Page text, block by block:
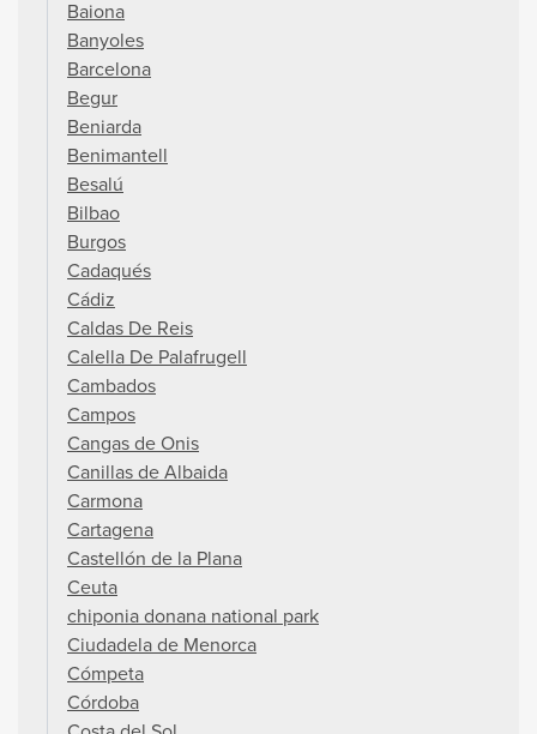
Baiona
Banyoles
Barcelona
Begur
Beniarda
Benimantell
Besalú
Bilbao
Burgos
Cadaqués
Cádiz
Caldas De Reis
Calella De Palafrugell
Cambados
Campos
Cangas de Onis
Canillas de Albaida
Carmona
Cartagena
Castellón de la Plana
Ceuta
chiponia donana national park
Ciudadela de Menorca
Cómpeta
Córdoba